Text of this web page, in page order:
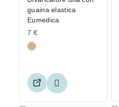
guaina elastica
Eumedica
7 €